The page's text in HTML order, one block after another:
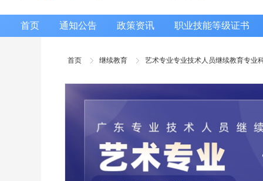
首页 通知公告 政策资讯 职业技能等级证书
首页 继续教育 艺术专业专业技术人员继续教育专业